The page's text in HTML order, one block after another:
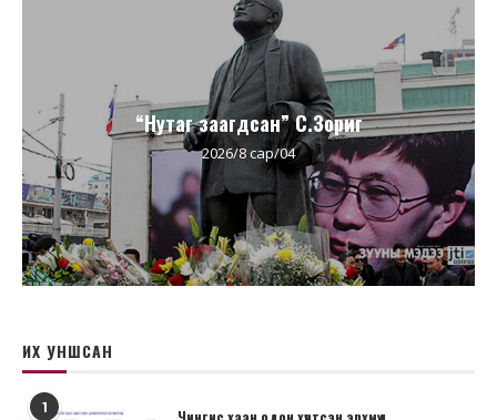
“Нутаг заагдсан” С.Зориг
2026/8 сар/04
ИХ УНШСАН
1